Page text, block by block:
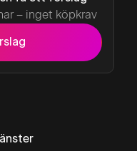
– inget köpkrav